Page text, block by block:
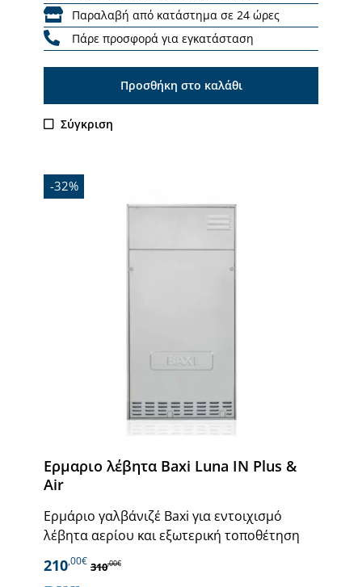
Παραλαβή από κατάστημα σε 24 ώρες
Πάρε προσφορά για εγκατάσταση
Προσθήκη στο καλάθι
Σύγκριση
-32%
Ερμαριο λέβητα Baxi Luna IN Plus &
Air
Ερμάριο γαλβάνιζέ Baxi για εντοιχισμό
λέβητα αερίου και εξωτερική τοποθέτηση
210,00€ 310,00€